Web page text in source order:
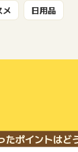
メ 日用品
たポイントはど